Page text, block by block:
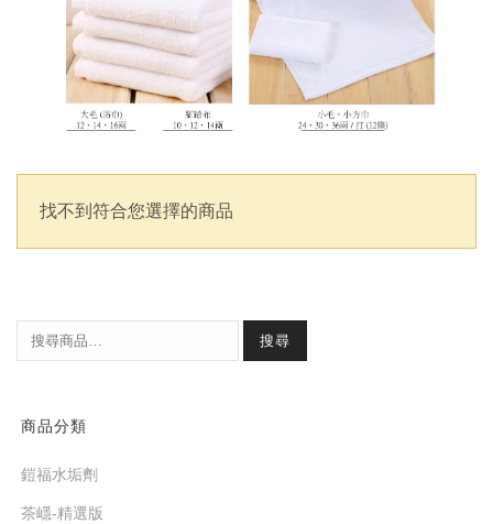
找不到符合您選擇的商品
搜尋
商品分類
鎧福水垢劑
茶嶾-精選版